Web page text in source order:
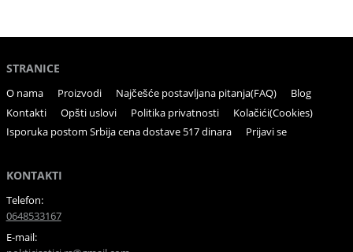
STRANICE
O nama Proizvodi Najčešće postavljana pitanja(FAQ)
Blog
Kontakti
Opšti uslovi Politika privatnosti
Kolačići(Cookies)
Isporuka postom Srbija cena dostave 517 dinara
Prijavi se
KONTAKTI
Telefon:
0648533167
E-mail: